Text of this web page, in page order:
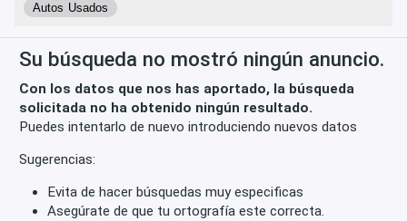
Autos Usados
Su búsqueda no mostró ningún anuncio.
Con los datos que nos has aportado, la búsqueda
solicitada no ha obtenido ningún resultado.
Puedes intentarlo de nuevo introduciendo nuevos datos
Sugerencias:
Evita de hacer búsquedas muy especificas
Asegúrate de que tu ortografía este correcta.